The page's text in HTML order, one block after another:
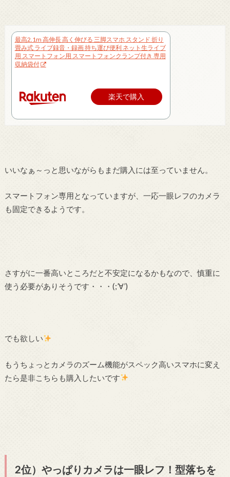
最高2.1m 高伸長 高く伸びる 三脚スマホ スタンド 折り
畳み式 ライブ録音・録画 持ち運び便利 ネット生ライブ
用 スマートフォン用 スマートフォンクランプ付き 専用
収納袋付
楽天で購入
いいなぁ～っと思いながらもまだ購入には至っていません。
スマートフォン専用となっていますが、一応一眼レフのカメラ
も固定できるようです。
さすがに一番高いところだと不安定になるかもなので、慎重に
使う必要がありそうです・・・(;’∀’)
でも欲しい
もうちょっとカメラのズーム機能がスペック高いスマホに変え
たら是非こちらも購入したいです
2位）やっぱりカメラは一眼レフ！型落ちを